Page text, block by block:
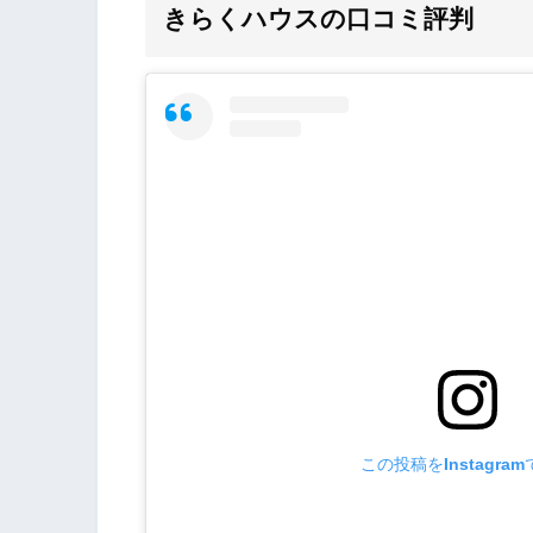
きらくハウスの口コミ評判
この投稿をInstagram